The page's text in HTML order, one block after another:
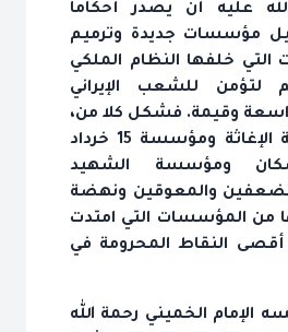
عليه أن يصدر أحكاما
مؤسسات جديدة وترميم
خلفها النظام الملكي
لتؤمن للشعب الإيراني
وقيمة. فشكل كلا من،
جهاد البناء ولجنة الإغاثة ومؤسسة 15 خرداد
ومؤسسة الشهيد
والمعوقين ونهضة
من المؤسسات التي امتدت
النقاط المحرومة في
الإمام الخميني رحمة الله